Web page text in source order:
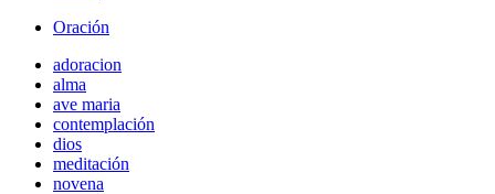
Oración
adoracion
alma
ave maria
contemplación
dios
meditación
novena